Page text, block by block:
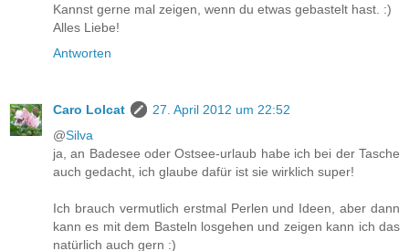
Kannst gerne mal zeigen, wenn du etwas gebastelt hast. :)
Alles Liebe!
Antworten
Caro Lolcat
27. April 2012 um 22:52
@Silva
ja, an Badesee oder Ostsee-urlaub habe ich bei der Tasche
auch gedacht, ich glaube dafür ist sie wirklich super!
Ich brauch vermutlich erstmal Perlen und Ideen, aber dann
kann es mit dem Basteln losgehen und zeigen kann ich das
natürlich auch gern :)